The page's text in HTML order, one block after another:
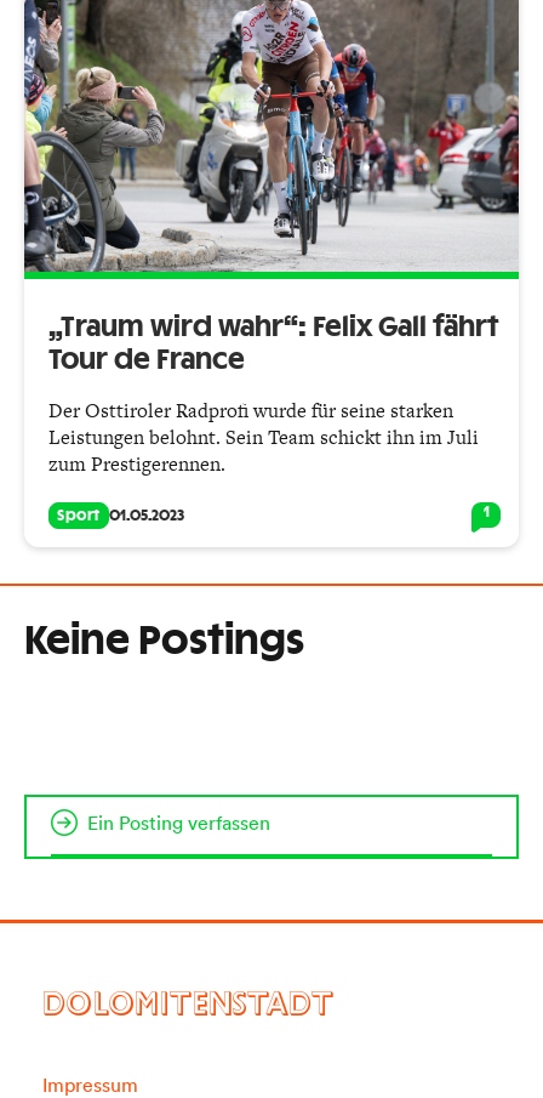
„Traum wird wahr“: Felix Gall fährt
Tour de France
Der Osttiroler Radprofi wurde für seine starken
Leistungen belohnt. Sein Team schickt ihn im Juli
zum Prestigerennen.
Sport 01.05.2023 1
Keine Postings
Ein Posting verfassen
DOLOMITENSTADT
Impressum